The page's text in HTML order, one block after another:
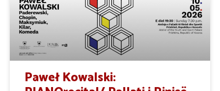
Paweł Kowalski: